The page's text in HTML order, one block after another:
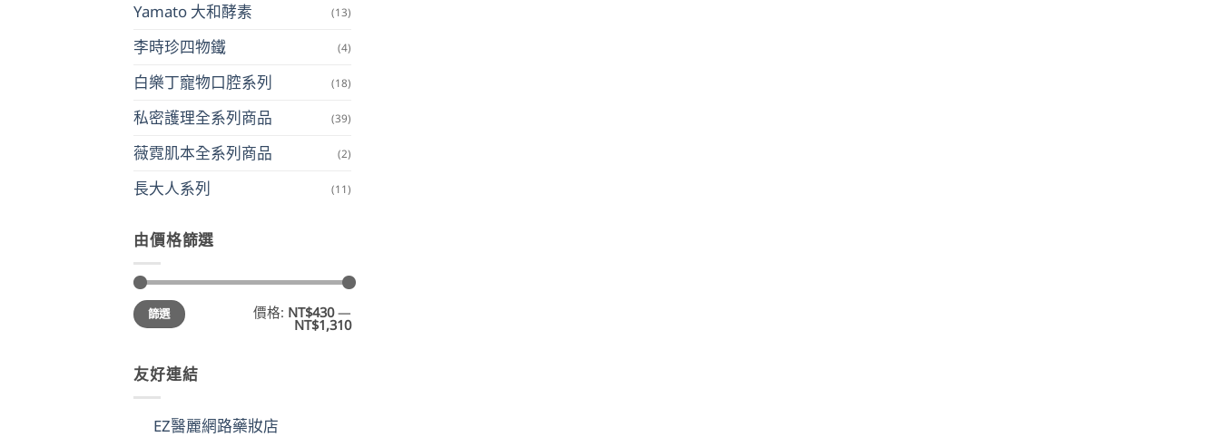
Yamato 大和酵素 (13)
李時珍四物鐵 (4)
白樂丁寵物口腔系列 (18)
私密護理全系列商品 (39)
薇霓肌本全系列商品 (2)
長大人系列 (11)
由價格篩選
最
低
價
最
高
價
篩選 價格: NT$430—
NT$1,310
友好連結
EZ醫麗網路藥妝店